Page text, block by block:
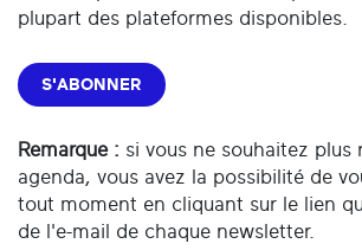
plupart des plateformes disponibles.
S'ABONNER
Remarque : si vous ne souhaitez plus
agenda, vous avez la possibilité de
tout moment en cliquant sur le lien
de l'e-mail de chaque newsletter.